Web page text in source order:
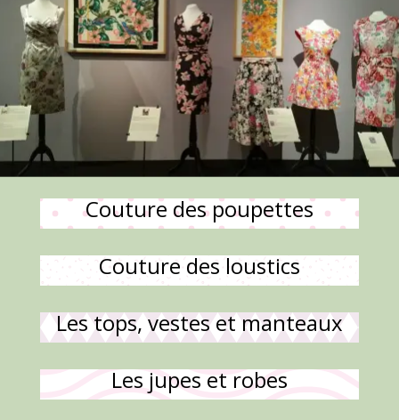
Couture des poupettes
Couture des loustics
Les tops, vestes et manteaux
Les jupes et robes